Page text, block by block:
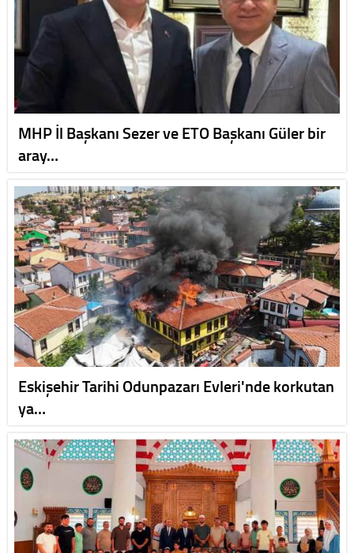
MHP İl Başkanı Sezer ve ETO Başkanı Güler bir
aray…
Eskişehir Tarihi Odunpazarı Evleri'nde korkutan
ya…